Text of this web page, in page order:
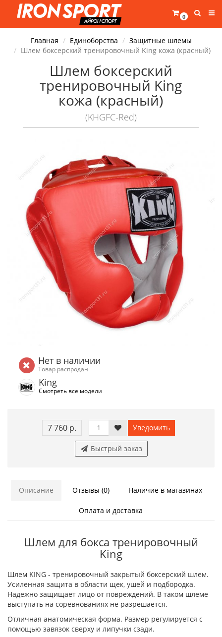
0
Главная Единоборства
Защитные шлемы
Шлем боксерский тренировочный King кожа (красный)
Шлем боксерский
тренировочный King
кожа (красный)
(KHGFC-Red)
Нет в наличии
Товар распродан
King
Смотреть все модели
7 760 р. Уведомить
Быстрый заказ
Описание Отзывы (0) Наличие в магазинах
Оплата и доставка
Шлем для бокса тренировочный
King
Шлем KING - тренировочный закрытый боксерский шлем.
Усиленная защита в области щек, ушей и подбородка.
Надежно защищает лицо от повреждений. В таком шлеме
выступать на соревнованиях не разрешается.
Отличная анатомическая форма. Размер регулируется с
помощью завязок сверху и липучки сзади.